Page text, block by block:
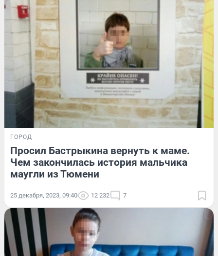
ГОРОД
Просил Бастрыкина вернуть к маме.
Чем закончилась история мальчика
маугли из Тюмени
25 декабря, 2023, 09:40 12 232 7